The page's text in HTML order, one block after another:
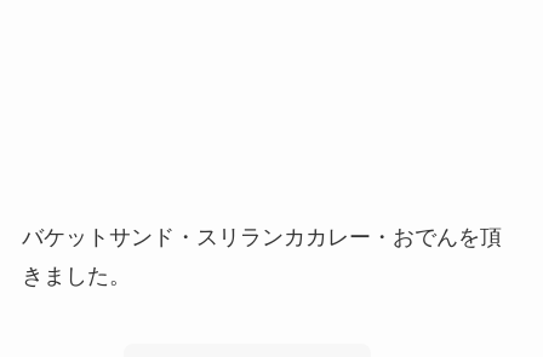
バケットサンド・スリランカカレー・おでんを頂
きました。